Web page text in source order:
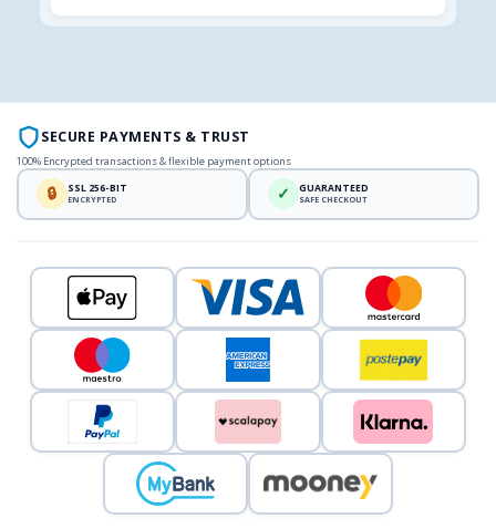
SECURE PAYMENTS & TRUST
100% Encrypted transactions & flexible payment options
🔒 SSL 256-BIT
ENCRYPTED ✓ GUARANTEED
SAFE CHECKOUT